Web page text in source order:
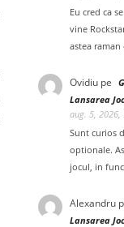
Eu cred ca
vine
astea
Ovidiu pe
Lansarea
aug. 5, 2026,
Sunt curios
optionale.
jocul, in
Alexandru
Lansarea